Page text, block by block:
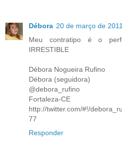
Débora 20 de março de
Meu contratipo é o
IRRESTIBLE
Débora Nogueira Rufino
Débora (seguidora)
@debora_rufino
Fortaleza-CE
http://twitter.com/#!/
77
Responder